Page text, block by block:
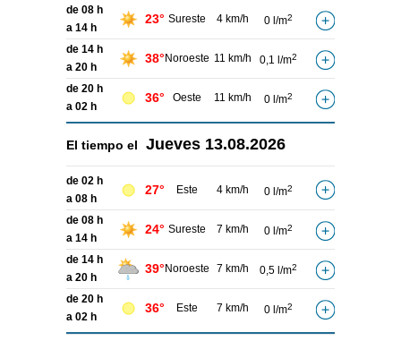
de 08 h
a 14 h
23° Sureste 4 km/h 0 l/m2
de 14 h
a 20 h
38° Noroeste 11 km/h 0,1 l/m2
de 20 h
a 02 h
36° Oeste 11 km/h 0 l/m2
El tiempo el Jueves 13.08.2026
de 02 h
a 08 h
27° Este 4 km/h 0 l/m2
de 08 h
a 14 h
24° Sureste 7 km/h 0 l/m2
de 14 h
a 20 h
39° Noroeste 7 km/h 0,5 l/m2
de 20 h
a 02 h
36° Este 7 km/h 0 l/m2